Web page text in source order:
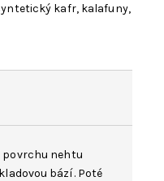
kafr, kalafuny,
povrchu nehtu
bází. Poté